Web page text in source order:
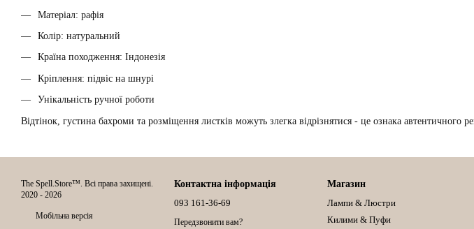
Матеріал: рафія
Колір: натуральний
Країна походження: Індонезія
Кріплення: підвіс на шнурі
Унікальність ручної роботи
Відтінок, густина бахроми та розміщення листків можуть злегка відрізнятися - це ознака автентичного
The Spell.Store™. Всі права захищені.
2020 - 2026
Мобільна версія
Контактна інформація
093 161-36-69
Передзвонити вам?
Магазин
Лампи & Люстри
Килими & Пуфи